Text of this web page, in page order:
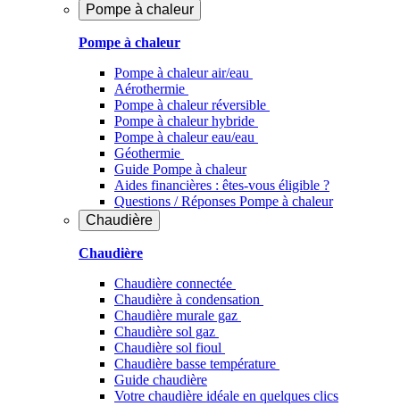
Pompe à chaleur
Pompe à chaleur
Pompe à chaleur air/eau
Aérothermie
Pompe à chaleur réversible
Pompe à chaleur hybride
Pompe à chaleur​ eau/eau
Géothermie
Guide Pompe à chaleur
Aides financières : êtes-vous éligible ?
Questions / Réponses Pompe à chaleur
Chaudière
Chaudière
Chaudière connectée
Chaudière à condensation
Chaudière murale gaz
Chaudière sol gaz
Chaudière sol fioul
Chaudière basse température
Guide chaudière
Votre chaudière idéale en quelques clics